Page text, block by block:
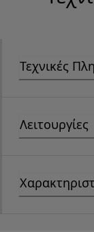
Τεχνικές
Λειτουργίες